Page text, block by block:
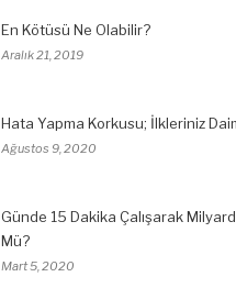
En Kötüsü Ne Olabilir?
Aralık 21, 2019
Hata Yapma Korkusu; İlkleriniz
Ağustos 9, 2020
Günde 15 Dakika Çalışarak
Mü?
Mart 5, 2020